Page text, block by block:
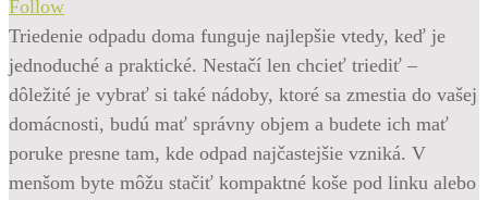
Follow
Triedenie odpadu doma funguje najlepšie vtedy, keď je
jednoduché a praktické. Nestačí len chcieť triediť –
dôležité je vybrať si také nádoby, ktoré sa zmestia do vašej
domácnosti, budú mať správny objem a budete ich mať
poruke presne tam, kde odpad najčastejšie vzniká. V
menšom byte môžu stačiť kompaktné koše pod linku alebo